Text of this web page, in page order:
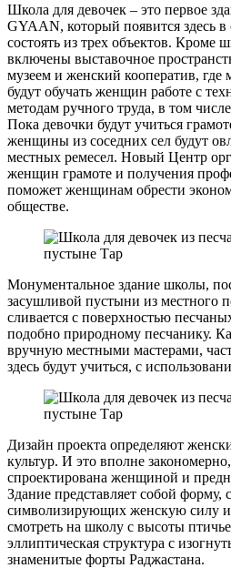
Школа для девочек – это первое
GYAAN, который появится здесь
состоять из трех объектов. Кроме
включены выставочное
музеем и женский кооператив, где
будут обучать женщин работе с
методам ручного труда, в том
Пока девочки будут учиться
женщины из соседних сел будут
местных ремесел. Новый Центр
женщин грамоте и получения
поможет женщинам обрести
обществе.
Монументальное здание школы,
засушливой пустыни из местного
сливается с поверхностью
подобно природному песчанику.
вручную местными мастерами,
здесь будут учиться, с
Дизайн проекта определяют
культур. И это вполне
спроектирована женщиной и
Здание представляет собой форму,
символизирующих женскую силу и
смотреть на школу с высоты
эллиптическая структура с
знаменитые форты Раджастана.